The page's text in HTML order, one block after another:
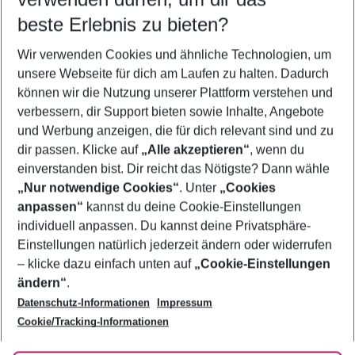
5-8 Nächte
2 Erwachsene Keine Kinder
Mehr Filter anzeigen
Footer
Footer navigation
Über uns
AGB
Bestpreisgarantie
Cookie-Einstellungen ändern
Cookie-Richtlinie
Agenturbetreuung
Barrierefreies Reisen
Folge uns
beste Erlebnis zu bieten?
Wir verwenden Cookies und ähnliche Technologien, um
unsere Webseite für dich am Laufen zu halten. Dadurch
können wir die Nutzung unserer Plattform verstehen und
verbessern, dir Support bieten sowie Inhalte, Angebote
und Werbung anzeigen, die für dich relevant sind und zu
dir passen. Klicke auf „Alle akzeptieren“, wenn du
einverstanden bist. Dir reicht das Nötigste? Dann wähle
„Nur notwendige Cookies“. Unter „Cookies
anpassen“ kannst du deine Cookie-Einstellungen
individuell anpassen. Du kannst deine Privatsphäre-
Einstellungen natürlich jederzeit ändern oder widerrufen
– klicke dazu einfach unten auf „Cookie-Einstellungen
ändern“.
Datenschutz-Informationen
Impressum
Cookie/Tracking-Informationen